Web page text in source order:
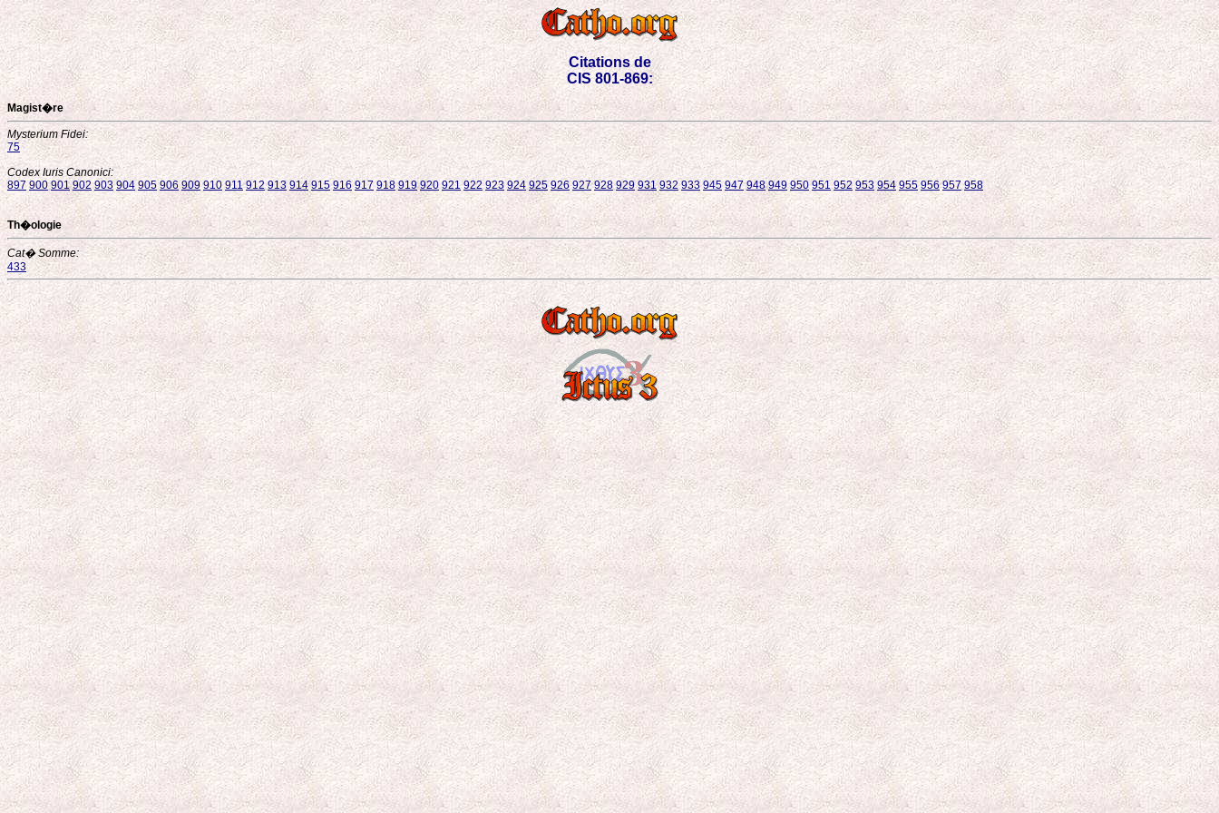
Citations de
CIS 801-869:
Magist�re
Mysterium Fidei:
75
Codex Iuris Canonici:
897 900 901 902 903 904 905 906 909 910 911 912 913 914 915 916 917 918 919 920 921 922 923 924 925 926 927 928 929 931 932 933 945 947 948 949 950 951 952 953 954 955 956 957 958
Th�ologie
Cat� Somme:
433